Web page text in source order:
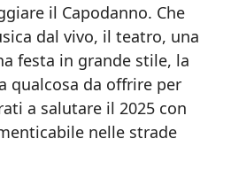
il Capodanno. Che
dal vivo, il teatro, una
festa in grande stile, la
qualcosa da offrire per
a salutare il 2025 con
nelle strade